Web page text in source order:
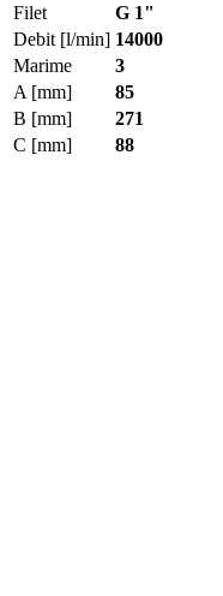
Filet
G 1"
Debit [l/min] 14000
Marime
3
A [mm]
85
B [mm]
271
C [mm]
88